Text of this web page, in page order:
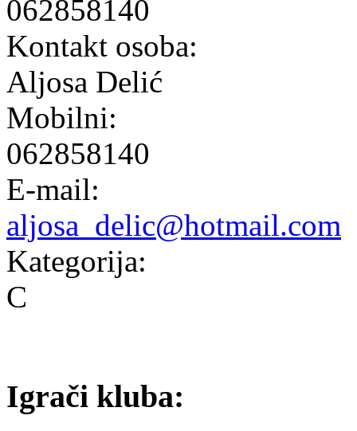
062858140
Kontakt osoba:
Aljosa Delić
Mobilni:
062858140
E-mail:
aljosa_delic@hotmail.com
Kategorija:
C
Igrači kluba: